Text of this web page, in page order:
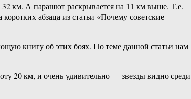
32 км. А парашют раскрывается на 11 км выше. Т.е.
абзаца из статьи «Почему советские
книгу об этих боях. По теме данной статьи нам
20 км, и очень удивительно — звезды видно среди